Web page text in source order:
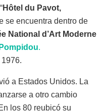
Hôtel du Pavot,
se encuentra dentro de
National d’Art Moderne
.
a Estados Unidos. La
a otro cambio
los 80 reubicó su